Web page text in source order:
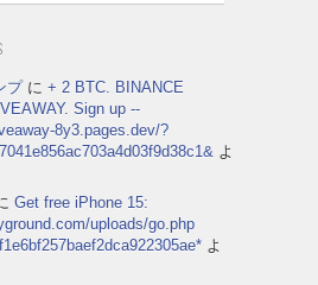
プに + 2 BTC. BINANCE
Sign up --
8y3.pages.dev/?
よ
Get free iPhone 15:
uploads/go.php
よ